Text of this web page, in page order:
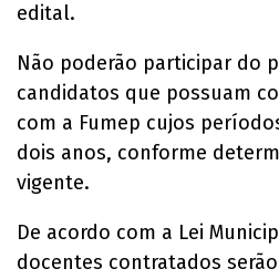
edital.
Não poderão participar do
candidatos que possuam
com a Fumep cujos
dois anos, conforme
vigente.
De acordo com a Lei
docentes contratados